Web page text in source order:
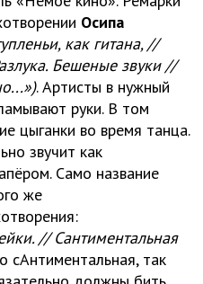
Осипа
как гитана, //
Бешеные звуки //
. Артисты в нужный
руки. В том
цыганки во время танца.
звучит как
Само название
же
// Сантиментальная
сАнтиментальная, так